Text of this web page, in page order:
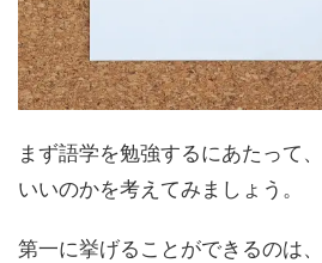
まず語学を勉強するにあたって
いいのかを考えてみましょう。
第一に挙げることができるのは、